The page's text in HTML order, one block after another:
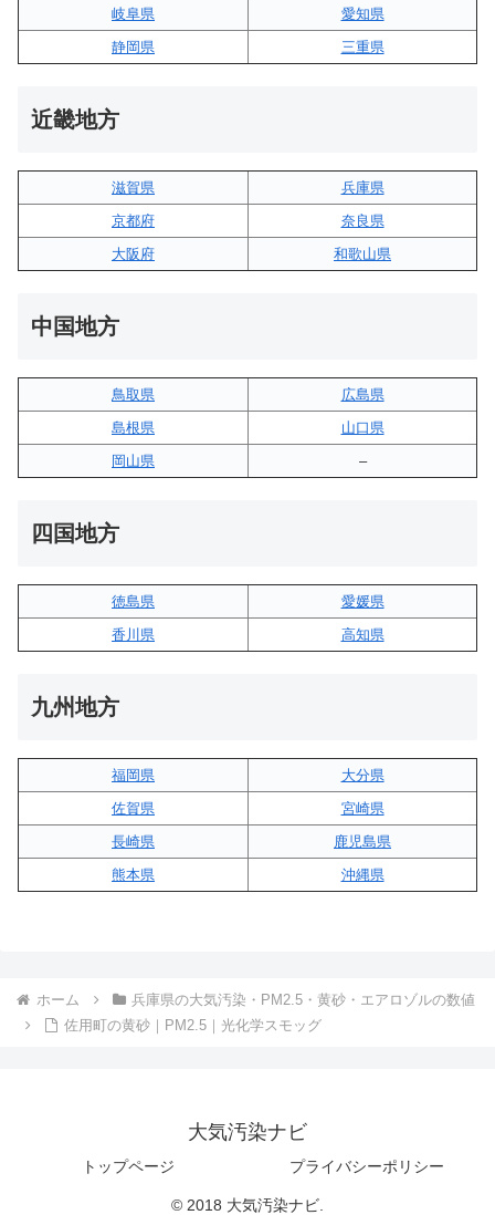
岐阜県
愛知県
静岡県
三重県
近畿地方
滋賀県
兵庫県
京都府
奈良県
大阪府
和歌山県
中国地方
鳥取県
広島県
島根県
山口県
岡山県
–
四国地方
徳島県
愛媛県
香川県
高知県
九州地方
福岡県
大分県
佐賀県
宮崎県
長崎県
鹿児島県
熊本県
沖縄県
ホーム
兵庫県の大気汚染・PM2.5・黄砂・エアロゾルの数値
佐用町の黄砂｜PM2.5｜光化学スモッグ
大気汚染ナビ
トップページ プライバシーポリシー
© 2018 大気汚染ナビ.